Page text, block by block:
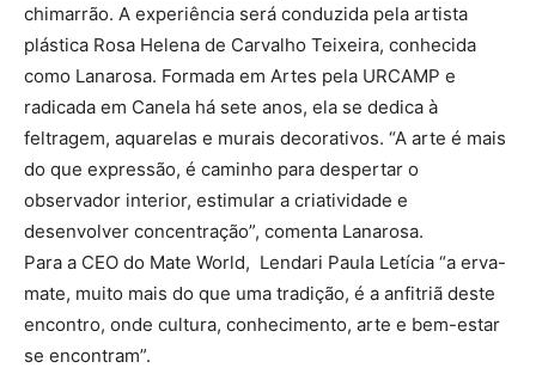
chimarrão. A experiência será conduzida pela artista
plástica Rosa Helena de Carvalho Teixeira, conhecida
como Lanarosa. Formada em Artes pela URCAMP e
radicada em Canela há sete anos, ela se dedica à
feltragem, aquarelas e murais decorativos. “A arte é mais
do que expressão, é caminho para despertar o
observador interior, estimular a criatividade e
desenvolver concentração”, comenta Lanarosa.
Para a CEO do Mate World, Lendari Paula Letícia “a erva-
mate, muito mais do que uma tradição, é a anfitriã deste
encontro, onde cultura, conhecimento, arte e bem-estar
se encontram”.